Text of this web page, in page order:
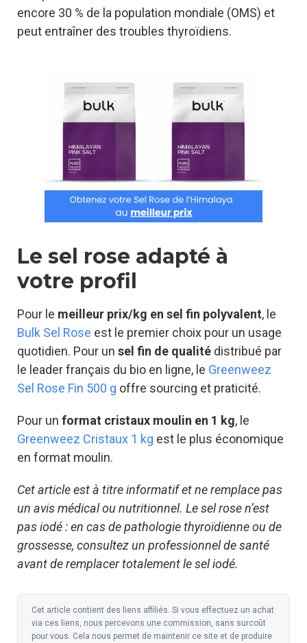
encore 30 % de la population mondiale (OMS) et
peut entraîner des troubles thyroïdiens.
Le sel rose adapté à
votre profil
Pour le meilleur prix/kg en sel fin polyvalent, le
Bulk Sel Rose est le premier choix pour un usage
quotidien. Pour un sel fin de qualité distribué par
le leader français du bio en ligne, le Greenweez
Sel Rose Fin 500 g offre sourcing et praticité.
Pour un format cristaux moulin en 1 kg, le
Greenweez Cristaux 1 kg est le plus économique
en format moulin.
Cet article est à titre informatif et ne remplace pas
un avis médical ou nutritionnel. Le sel rose n’est
pas iodé : en cas de pathologie thyroïdienne ou de
grossesse, consultez un professionnel de santé
avant de remplacer totalement le sel iodé.
Cet article contient des liens affiliés. Si vous effectuez un achat
via ces liens, nous percevons une commission, sans surcoût
pour vous. Cela nous permet de maintenir ce site et de produire